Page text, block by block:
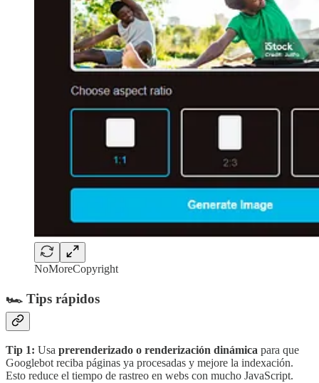
NoMoreCopyright
🏎️ Tips rápidos
Tip 1: Usa prerenderizado o renderización dinámica para que
Googlebot reciba páginas ya procesadas y mejore la indexación.
Esto reduce el tiempo de rastreo en webs con mucho JavaScript​.